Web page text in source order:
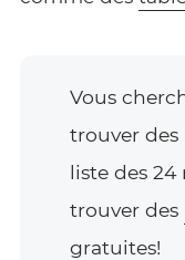
Vous
trouver des
liste des
trouver des
gratuites!